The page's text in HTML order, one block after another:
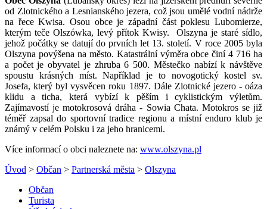
od Zlotnického a Lesnianského jezera, což jsou umělé vodní nádrže
na řece Kwisa. Osou obce je západní část poklesu Lubomierze,
kterým teče Olszówka, levý přítok Kwisy. Olszyna je staré sídlo,
jehož počátky se datují do prvních let 13. století. V roce 2005 byla
Olszyna povýšena na město. Katastrální výměra obce činí 4 716 ha
a počet je obyvatel je zhruba 6 500. Městečko nabízí k návštěve
spoustu krásných míst. Například je to novogotický kostel sv.
Josefa, který byl vysvěcen roku 1897. Dále Zlotnické jezero - oáza
klidu a ticha, která vybízí k pěším i cyklistickým výletům.
Zajímavostí je motokrosová dráha - Sowia Chata. Motokros se již
téměř zapsal do sportovní tradice regionu a místní enduro klub je
známý v celém Polsku i za jeho hranicemi.
Více informací o obci naleznete na: www.olszyna.pl
Úvod > Občan > Partnerská města > Olszyna
Občan
Turista